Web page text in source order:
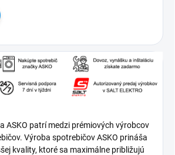
ASKO patrí medzi prémiových výrobcov
Výroba spotrebičov ASKO prináša
kvality, ktoré sa maximálne približujú